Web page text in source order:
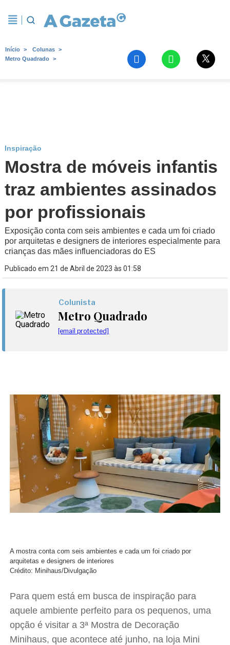
Início
Colunas
Metro Quadrado
Inspiração
Mostra de móveis infantis
traz ambientes assinados
por profissionais
Exposição conta com seis ambientes e cada um foi criado
por arquitetas e designers de interiores especialmente para
crianças das mães influenciadoras do ES
Publicado em 21 de Abril de 2023 às 01:58
Colunista
Metro Quadrado
[email protected]
A mostra conta com seis ambientes e cada um foi criado por
arquitetas e designers de interiores
Crédito: Minihaus/Divulgação
Para quem está em busca de inspiração para
aquele ambiente perfeito para os pequenos, uma
opção é visitar a 3ª Mostra de Decoração
Minihaus, que acontece até junho, na loja Mini